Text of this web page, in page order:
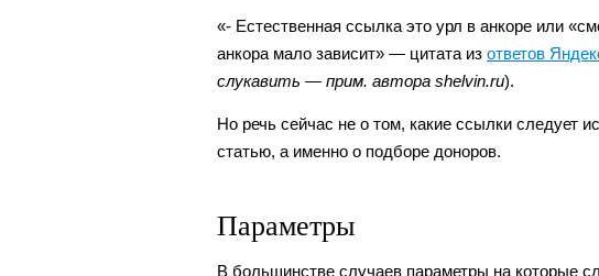
«- Естественная ссылка это урл в анкоре или
анкора мало зависит» — цитата из ответов
слукавить — прим. автора shelvin.ru).
Но речь сейчас не о том, какие ссылки следует
статью, а именно о подборе доноров.
Параметры
В большинстве случаев параметры на которые